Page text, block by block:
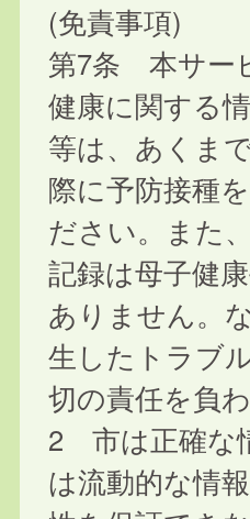
(免責事項)
第7条 本サー
健康に関する
等は、あくま
際に予防接種
ださい。また
記録は母子健
ありません。
生したトラブ
切の責任を負
2 市は正確な
は流動的な情